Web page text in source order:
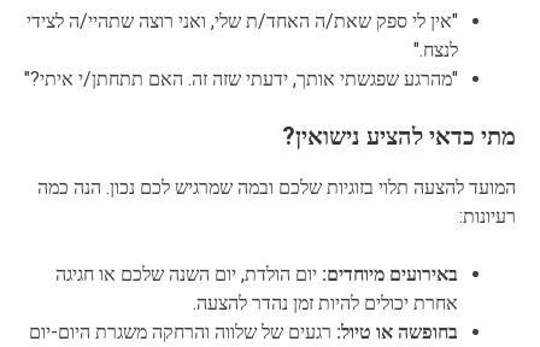
"אין לי ספק שאת/ה האחד/ת שלי, ואני רוצה שתהיי/ה לצידי
לנצח."
"מהרגע שפגשתי אותך, ידעתי שזה זה. האם תתחתן/י איתי?"
מתי כדאי להציע נישואין?
המועד להצעה תלוי בזוגיות שלכם ובמה שמרגיש לכם נכון. הנה כמה
רעיונות:
באירועים מיוחדים: יום הולדת, יום השנה שלכם או חגיגה
אחרת יכולים להיות זמן נהדר להצעה.
בחופשה או טיול: רגעים של שלווה והרחקה משגרת היום-יום